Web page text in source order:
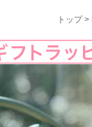
トップ>